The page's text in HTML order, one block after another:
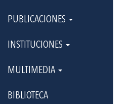
PUBLICACIONES
INSTITUCIONES
MULTIMEDIA
BIBLIOTECA